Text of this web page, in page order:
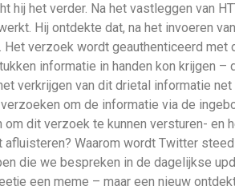
hij het verder. Na het vastleggen van
Hij ontdekte dat, na het invoeren
verzoek wordt geauthenticeerd met
informatie in handen kon krijgen
verkrijgen van dit drietal informatie
om de informatie via de
dit verzoek te kunnen versturen- en
Waarom wordt Twitter
die we bespreken in de dagelijkse
een meme – maar een nieuw